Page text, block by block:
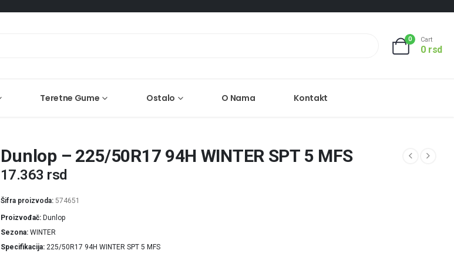
0 Cart
0 rsd
Teretne Gume Ostalo O Nama Kontakt
Dunlop – 225/50R17 94H WINTER SPT 5 MFS
17.363 rsd
Šifra proizvoda: 574651
Proizvođač Dunlop
Sezona WINTER
Specifikacija 225/50R17 94H WINTER SPT 5 MFS